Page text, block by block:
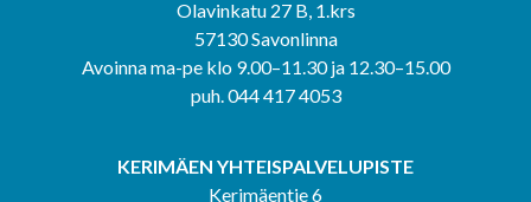
Olavinkatu 27 B, 1.krs
57130 Savonlinna
Avoinna ma-pe klo 9.00–11.30 ja 12.30–15.00
puh. 044 417 4053
KERIMÄEN YHTEISPALVELUPISTE
Kerimäentie 6